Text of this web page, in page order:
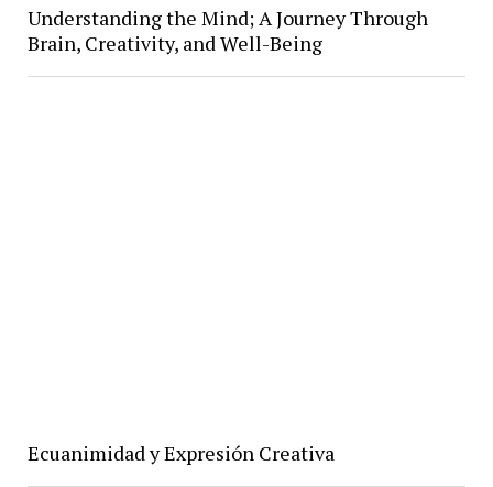
Understanding the Mind; A Journey Through
Brain, Creativity, and Well-Being
Ecuanimidad y Expresión Creativa